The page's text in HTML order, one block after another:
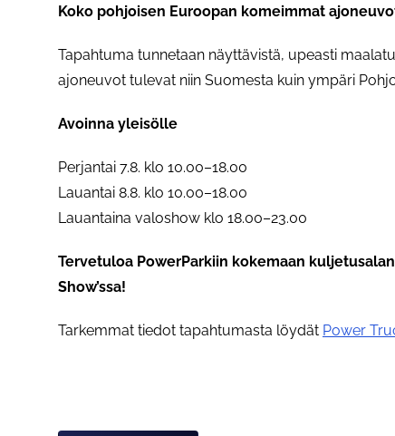
Koko pohjoisen Euroopan komeimmat
Tapahtuma tunnetaan näyttävistä, upeasti
ajoneuvot tulevat niin Suomesta kuin ympäri
Avoinna yleisölle
Perjantai 7.8. klo 10.00–18.00
Lauantai 8.8. klo 10.00–18.00
Lauantaina valoshow klo 18.00–23.00
Tervetuloa PowerParkiin kokemaan
Show’ssa!
Tarkemmat tiedot tapahtumasta löydät Power